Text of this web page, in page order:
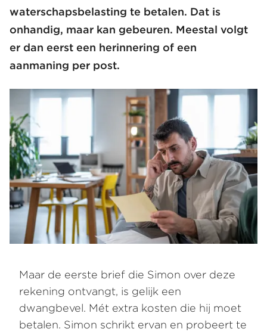
waterschapsbelasting te betalen. Dat is
onhandig, maar kan gebeuren. Meestal volgt
er dan eerst een herinnering of een
aanmaning per post.
Maar de eerste brief die Simon over deze
rekening ontvangt, is gelijk een
dwangbevel. Mét extra kosten die hij moet
betalen. Simon schrikt ervan en probeert te